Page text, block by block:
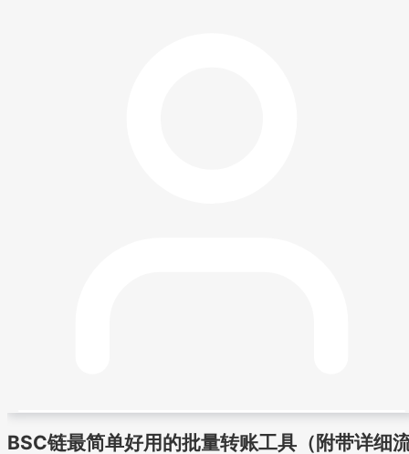
BSC链最简单好用的批量转账工具（附带详细